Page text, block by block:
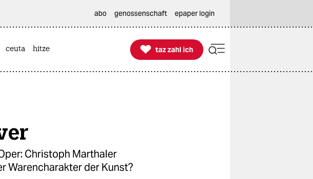
abo genossenschaft epaper login
ceuta hitze 
taz zahl ich
taz zahl ich
Christoph Marthaler
Warencharakter der Kunst?